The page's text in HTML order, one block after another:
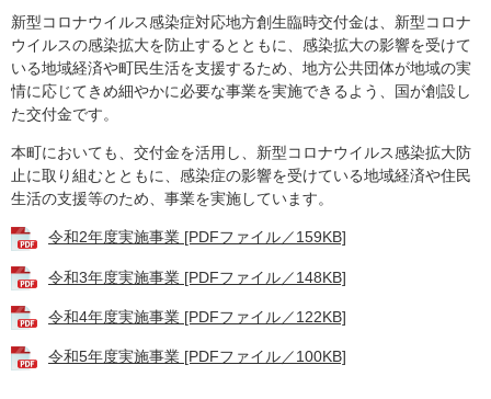
新型コロナウイルス感染症対応地方創生臨時交付金は、新型コロナ
ウイルスの感染拡大を防止するとともに、感染拡大の影響を受けて
いる地域経済や町民生活を支援するため、地方公共団体が地域の実
情に応じてきめ細やかに必要な事業を実施できるよう、国が創設し
た交付金です。
本町においても、交付金を活用し、新型コロナウイルス感染拡大防
止に取り組むとともに、感染症の影響を受けている地域経済や住民
生活の支援等のため、事業を実施しています。
令和2年度実施事業 [PDFファイル／159KB]
令和3年度実施事業 [PDFファイル／148KB]
令和4年度実施事業 [PDFファイル／122KB]
令和5年度実施事業 [PDFファイル／100KB]